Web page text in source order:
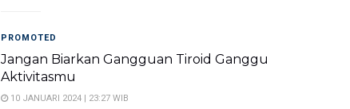
PROMOTED
Jangan Biarkan Gangguan Tiroid Ganggu
Aktivitasmu
10 JANUARI 2024 | 23:27 WIB